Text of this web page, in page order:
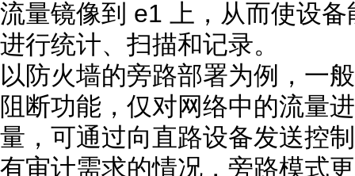
流量镜像到 e1 上，从而使设
进行统计、扫描和记录。
以防火墙的旁路部署为例，一
阻断功能，仅对网络中的流量
量，可通过向直路设备发送控
有审计需求的情况，旁路模式